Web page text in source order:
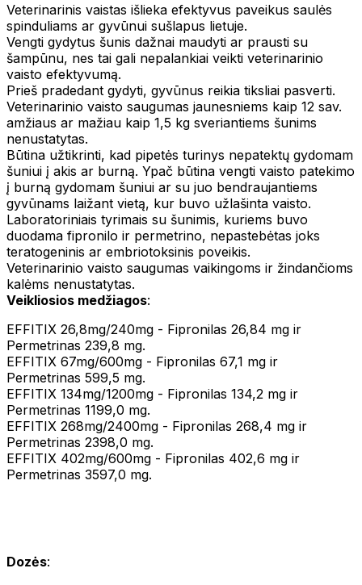
Veterinarinis vaistas išlieka efektyvus paveikus saulės
spinduliams ar gyvūnui sušlapus lietuje.
Vengti gydytus šunis dažnai maudyti ar prausti su
šampūnu, nes tai gali nepalankiai veikti veterinarinio
vaisto efektyvumą.
Prieš pradedant gydyti, gyvūnus reikia tiksliai pasverti.
Veterinarinio vaisto saugumas jaunesniems kaip 12 sav.
amžiaus ar mažiau kaip 1,5 kg sveriantiems šunims
nenustatytas.
Būtina užtikrinti, kad pipetės turinys nepatektų gydomam
šuniui į akis ar burną. Ypač būtina vengti vaisto patekimo
į burną gydomam šuniui ar su juo bendraujantiems
gyvūnams laižant vietą, kur buvo užlašinta vaisto.
Laboratoriniais tyrimais su šunimis, kuriems buvo
duodama fipronilo ir permetrino, nepastebėtas joks
teratogeninis ar embriotoksinis poveikis.
Veterinarinio vaisto saugumas vaikingoms ir žindančioms
kalėms nenustatytas.
Veikliosios medžiagos:
EFFITIX 26,8mg/240mg - Fipronilas 26,84 mg ir
Permetrinas 239,8 mg.
EFFITIX 67mg/600mg - Fipronilas 67,1 mg ir
Permetrinas 599,5 mg.
EFFITIX 134mg/1200mg - Fipronilas 134,2 mg ir
Permetrinas 1199,0 mg.
EFFITIX 268mg/2400mg - Fipronilas 268,4 mg ir
Permetrinas 2398,0 mg.
EFFITIX 402mg/600mg - Fipronilas 402,6 mg ir
Permetrinas 3597,0 mg.
Dozės: